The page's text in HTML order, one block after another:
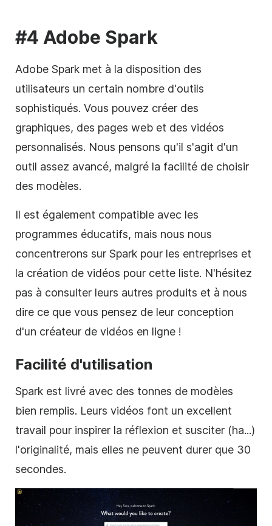
#4 Adobe Spark
Adobe Spark met à la disposition des
utilisateurs un certain nombre d'outils
sophistiqués. Vous pouvez créer des
graphiques, des pages web et des vidéos
personnalisés. Nous pensons qu'il s'agit d'un
outil assez avancé, malgré la facilité de choisir
des modèles.
Il est également compatible avec les
programmes éducatifs, mais nous nous
concentrerons sur Spark pour les entreprises et
la création de vidéos pour cette liste. N'hésitez
pas à consulter leurs autres produits et à nous
dire ce que vous pensez de leur conception
d'un créateur de vidéos en ligne !
Facilité d'utilisation
Spark est livré avec des tonnes de modèles
bien remplis. Leurs vidéos font un excellent
travail pour inspirer la réflexion et susciter (ha...)
l'originalité, mais elles ne peuvent durer que 30
secondes.